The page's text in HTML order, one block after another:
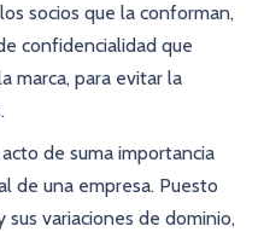
socios que la conforman,
confidencialidad que
marca, para evitar la
de suma importancia
de una empresa. Puesto
variaciones de dominio,